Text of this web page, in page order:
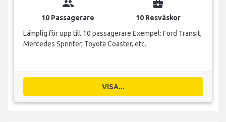
group
10 Passagerare
business_center
10 Resväskor
Lämplig för upp till 10 passagerare Exempel: Ford Transit,
Mercedes Sprinter, Toyota Coaster, etc.
VISA...